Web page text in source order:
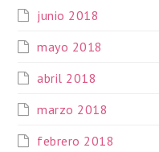
junio 2018
mayo 2018
abril 2018
marzo 2018
febrero 2018